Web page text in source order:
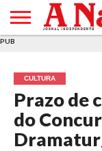
E DE
COOKIES
DE
UTILIZAÇÃO
PUB
CULTURA
Prazo de
do